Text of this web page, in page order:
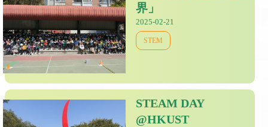
界」
2025-02-21
STEM
STEAM DAY
@HKUST